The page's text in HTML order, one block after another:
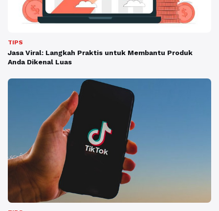
TIPS
Jasa Viral: Langkah Praktis untuk Membantu Produk
Anda Dikenal Luas